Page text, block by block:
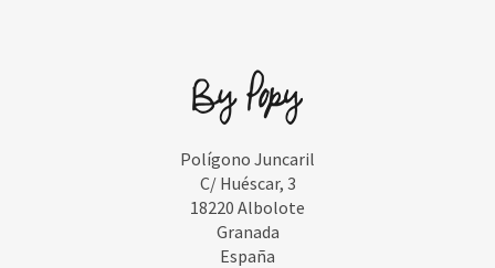
Polígono Juncaril
C/ Huéscar, 3
18220 Albolote
Granada
España